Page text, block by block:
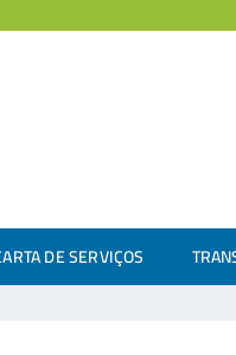
DE SERVIÇOS